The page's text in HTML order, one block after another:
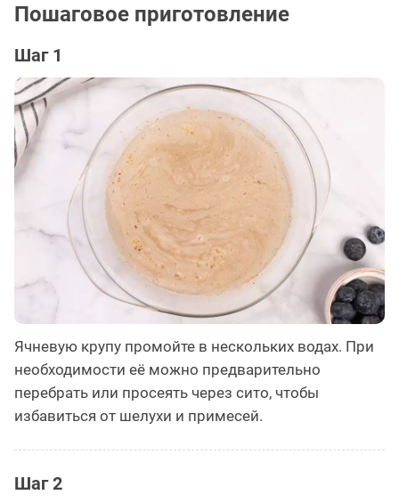
Пошаговое приготовление
Шаг 1
Ячневую крупу промойте в нескольких водах. При
необходимости её можно предварительно
перебрать или просеять через сито, чтобы
избавиться от шелухи и примесей.
Шаг 2